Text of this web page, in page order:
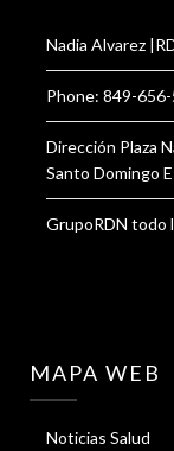
Nadia Alvarez
Phone: 849-
Dirección Plaza
Santo Domingo
GrupoRDN todo
MAPA WEB
Noticias Salud